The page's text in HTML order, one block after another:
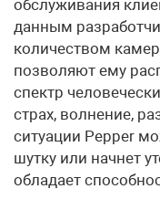
обслуживания
данным
количеством
позволяют ему
спектр
страх, волнение,
ситуации Pepper
шутку или начнет
обладает